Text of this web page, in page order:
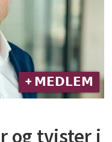
+ 𝗠𝗘𝗗𝗟𝗘𝗠
og tvister i